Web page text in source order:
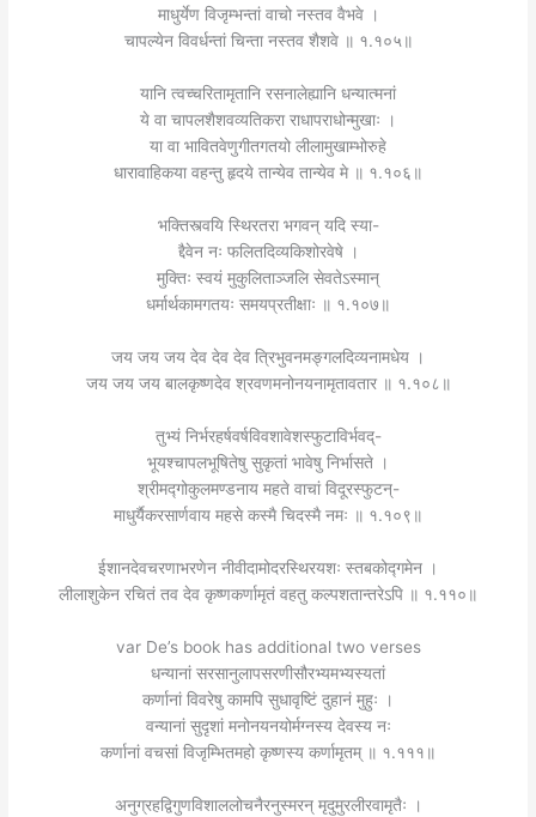
माधुर्येण विजृम्भन्तां वाचो नस्तव वैभवे ।
चापल्येन विवर्धन्तां चिन्ता नस्तव शैशवे ॥ १.१०५॥
यानि त्वच्चरितामृतानि रसनालेह्यानि धन्यात्मनां
ये वा चापलशैशवव्यतिकरा राधापराधोन्मुखाः ।
या वा भावितवेणुगीतगतयो लीलामुखाम्भोरुहे
धारावाहिकया वहन्तु हृदये तान्येव तान्येव मे ॥ १.१०६॥
भक्तिस्त्वयि स्थिरतरा भगवन् यदि स्या-
द्दैवेन नः फलितदिव्यकिशोरवेषे ।
मुक्तिः स्वयं मुकुलिताञ्जलि सेवतेऽस्मान्
धर्मार्थकामगतयः समयप्रतीक्षाः ॥ १.१०७॥
जय जय जय देव देव देव त्रिभुवनमङ्गलदिव्यनामधेय ।
जय जय जय बालकृष्णदेव श्रवणमनोनयनामृतावतार ॥ १.१०८॥
तुभ्यं निर्भरहर्षवर्षविवशावेशस्फुटाविर्भवद्-
भूयश्चापलभूषितेषु सुकृतां भावेषु निर्भासते ।
श्रीमद्गोकुलमण्डनाय महते वाचां विदूरस्फुटन्-
माधुर्यैकरसार्णवाय महसे कस्मै चिदस्मै नमः ॥ १.१०९॥
ईशानदेवचरणाभरणेन नीवीदामोदरस्थिरयशः स्तबकोद्गमेन ।
लीलाशुकेन रचितं तव देव कृष्णकर्णामृतं वहतु कल्पशतान्तरेऽपि ॥ १.११०॥
var De’s book has additional two verses
धन्यानां सरसानुलापसरणीसौरभ्यमभ्यस्यतां
कर्णानां विवरेषु कामपि सुधावृष्टिं दुहानं मुहुः ।
वन्यानां सुदृशां मनोनयनयोर्मग्नस्य देवस्य नः
कर्णानां वचसां विजृम्भितमहो कृष्णस्य कर्णामृतम् ॥ १.१११॥
अनुग्रहद्विगुणविशाललोचनैरनुस्मरन् मृदुमुरलीरवामृतैः ।